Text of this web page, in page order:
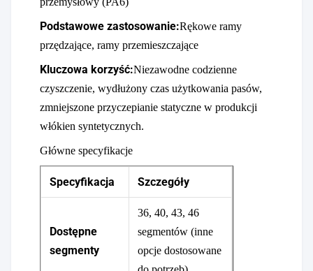
Podstawowe zastosowanie:Rękowe ramy
przędzające, ramy przemieszczające
Kluczowa korzyść:Niezawodne codzienne
czyszczenie, wydłużony czas użytkowania pasów,
zmniejszone przyczepianie statyczne w produkcji
włókien syntetycznych.
Główne specyfikacje
Specyfikacja Szczegóły
Dostępne
segmenty
36, 40, 43, 46
segmentów (inne
opcje dostosowane